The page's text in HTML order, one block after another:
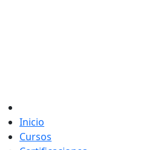
Inicio
Cursos